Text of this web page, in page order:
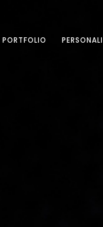
PORTFOLIO PERSONALI